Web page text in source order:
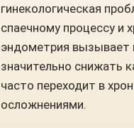
гинекологическая
спаечному процессу и
эндометрия вызывает
значительно снижать
часто переходит в
осложнениями.